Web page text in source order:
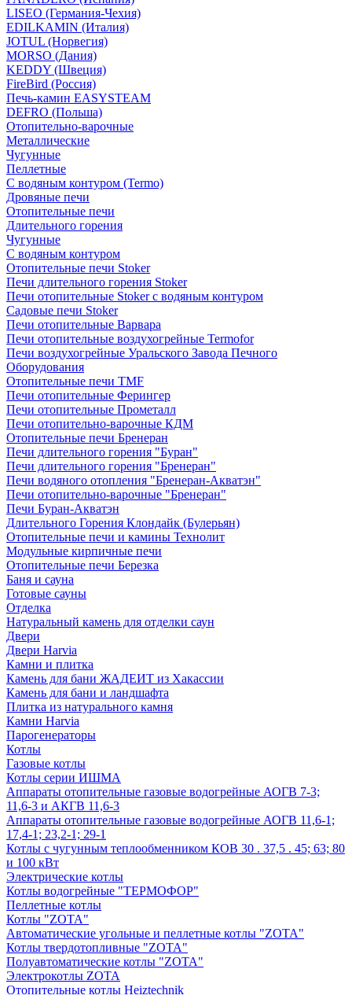
LISEO (Германия-Чехия)
EDILKAMIN (Италия)
JOTUL (Норвегия)
MORSO (Дания)
KEDDY (Швеция)
FireBird (Россия)
Печь-камин EASYSTEAM
DEFRO (Польша)
Отопительно-варочные
Металлические
Чугунные
Пеллетные
С водяным контуром (Termo)
Дровяные печи
Отопительные печи
Длительного горения
Чугунные
C водяным контуром
Отопительные печи Stoker
Печи длительного горения Stoker
Печи отопительные Stoker с водяным контуром
Садовые печи Stoker
Печи отопительные Варвара
Печи отопительные воздухогрейные Termofor
Печи воздухогрейные Уральского Завода Печного
Оборудования
Отопительные печи TMF
Печи отопительные Ферингер
Печи отопительные Прометалл
Печи отопительно-варочные КДМ
Отопительные печи Бренеран
Печи длительного горения "Буран"
Печи длительного горения "Бренеран"
Печи водяного отопления "Бренеран-Акватэн"
Печи отопительно-варочные "Бренеран"
Печи Буран-Акватэн
Длительного Горения Клондайк (Булерьян)
Отопительные печи и камины Технолит
Модульные кирпичные печи
Отопительные печи Березка
Баня и сауна
Готовые сауны
Отделка
Натуральный камень для отделки саун
Двери
Двери Harvia
Камни и плитка
Камень для бани ЖАДЕИТ из Хакассии
Камень для бани и ландшафта
Плитка из натурального камня
Камни Harvia
Парогенераторы
Котлы
Газовые котлы
Котлы серии ИШМА
Аппараты отопительные газовые водогрейные АОГВ 7-3;
11,6-3 и АКГВ 11,6-3
Аппараты отопительные газовые водогрейные АОГВ 11,6-1;
17,4-1; 23,2-1; 29-1
Котлы с чугунным теплообменником КОВ 30 . 37,5 . 45; 63; 80
и 100 кВт
Электрические котлы
Котлы водогрейные "ТЕРМОФОР"
Пеллетные котлы
Котлы "ZOTA"
Автоматические угольные и пеллетные котлы "ZOTA"
Котлы твердотопливные "ZOTA"
Полуавтоматические котлы "ZOTA"
Электрокотлы ZOTA
Отопительные котлы Heiztechnik